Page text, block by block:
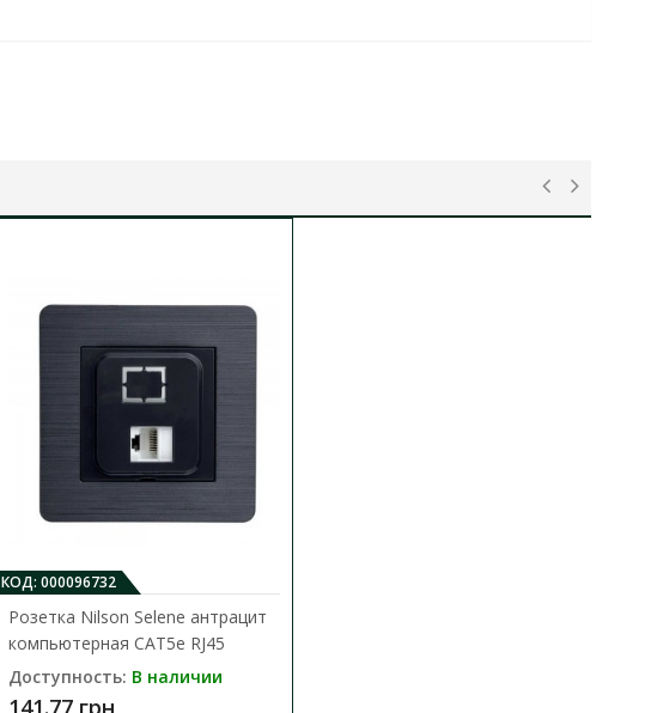
КОД: 000096732
Розетка Nilson Selene антрацит
компьютерная CAT5e RJ45
Доступность: В наличии